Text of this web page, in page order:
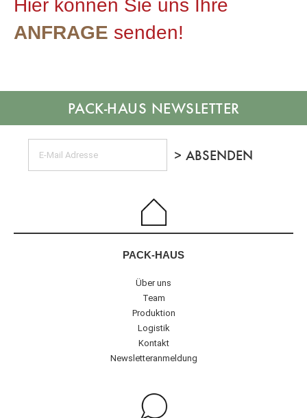
Hier können Sie uns Ihre
ANFRAGE senden!
NEWSLETTER
PACK-HAUS
Über uns
Team
Produktion
Logistik
Kontakt
Newsletteranmeldung